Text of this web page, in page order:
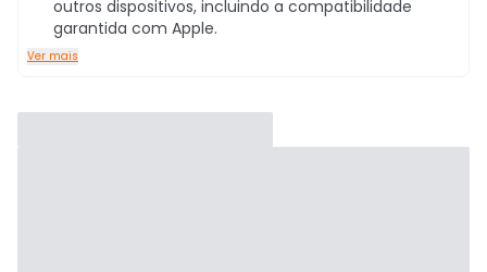
outros dispositivos, incluindo a compatibilidade
garantida com Apple.
Ver mais